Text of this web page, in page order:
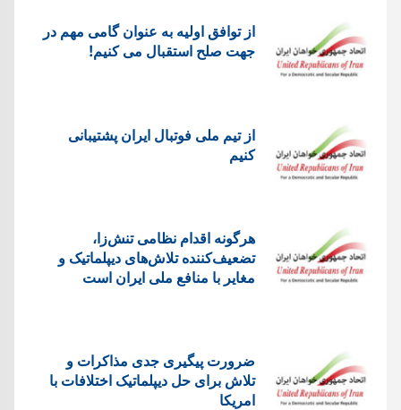
از توافق اولیه به عنوان گامی مهم در
جهت صلح استقبال می کنیم!
از تیم ملی فوتبال ایران پشتیبانی
کنیم
هرگونه اقدام نظامی تنش‌زا،
تضعیف‌کننده تلاش‌های دیپلماتیک و
مغایر با منافع ملی ایران است
ضرورت پیگیری جدی مذاکرات و
تلاش برای حل دیپلماتیک اختلافات با
امریکا